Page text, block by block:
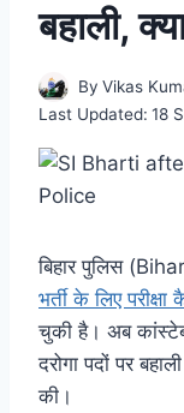
बहाली,
By Vikas
Last Updated: 18
बिहार पुलिस
भर्ती के लिए
चुकी है। अब
दरोगा पदों पर
की।